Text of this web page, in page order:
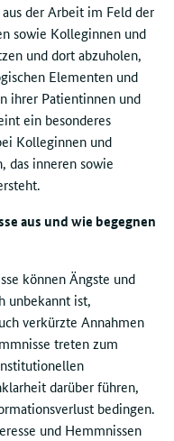
der Arbeit im Feld der
sowie Kolleginnen und
und dort abzuholen,
Elementen und
ihrer Patientinnen und
ein besonderes
Kolleginnen und
das inneren sowie
aus und wie begegnen
können Ängste und
unbekannt ist,
verkürzte Annahmen
treten zum
darüber führen,
bedingen.
und Hemmnissen